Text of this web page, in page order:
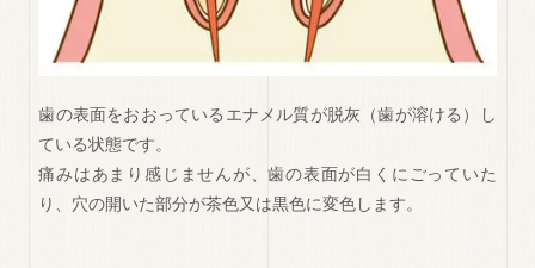
歯の表面をおおっているエナメル質が脱灰（歯が溶ける）し
ている状態です。
痛みはあまり感じませんが、歯の表面が白くにごっていた
り、穴の開いた部分が茶色又は黒色に変色します。